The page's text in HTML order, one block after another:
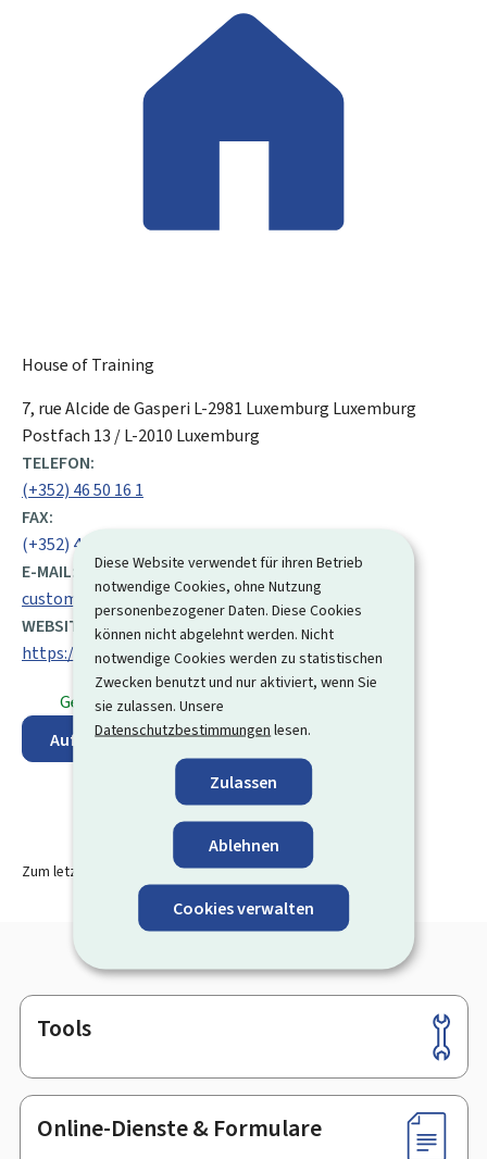
Diese Website verwendet für ihren Betrieb
notwendige Cookies, ohne Nutzung
personenbezogener Daten. Diese Cookies
können nicht abgelehnt werden. Nicht
notwendige Cookies werden zu statistischen
Zwecken benutzt und nur aktiviert, wenn Sie
sie zulassen. Unsere
Datenschutzbestimmungen lesen.
Zulassen
Ablehnen
Cookies verwalten
House of Training
ADRESSE:
7, rue Alcide de Gasperi L-2981 Luxemburg Luxemburg
Postfach 13 / L-2010 Luxemburg
TELEFON:
(+352) 46 50 16 1
FAX:
(+352) 46 50 19
E-MAIL:
customer@houseoftraining.lu
WEBSITE:
https://www.houseoftraining.lu
Geöffnet ⋅ Schließt um 12:00 Uhr
Auf der Karte anzeigen
Zum letzten Mal aktualisiert am07.08.2024
Footer
Tools
Online-Dienste & Formulare